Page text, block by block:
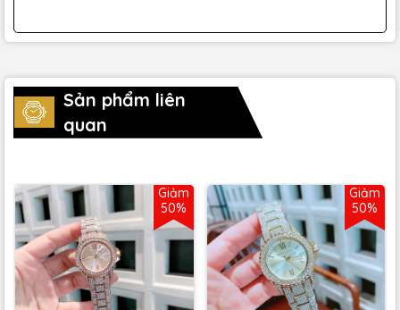
Sản phẩm liên
quan
Giảm
50%
Giảm
50%